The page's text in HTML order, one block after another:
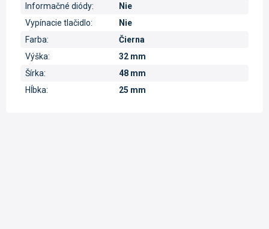
Informačné diódy:
Nie
Vypínacie tlačidlo:
Nie
Farba:
Čierna
Výška:
32 mm
Šírka:
48 mm
Hĺbka: 25 mm